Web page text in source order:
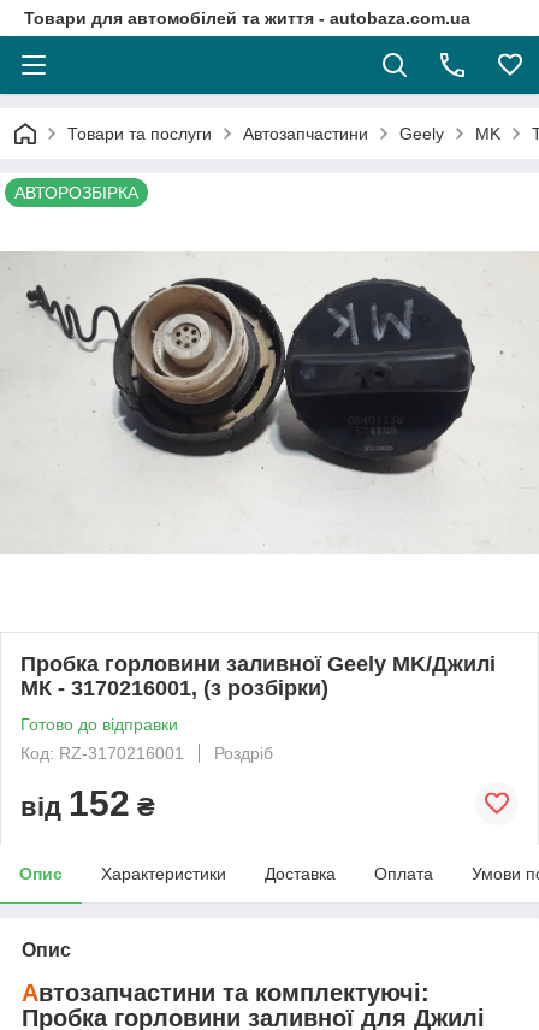
Товари для автомобілей та життя - autobaza.com.ua
Товари та послуги Автозапчастини Geely MK
АВТОРОЗБІРКА
Пробка горловини заливної Geely MK/Джилі
МК - 3170216001, (з розбірки)
Готово до відправки
Код: RZ-3170216001
Роздріб
від 152 ₴
Опис Характеристики Доставка Оплата Умови
Опис
Автозапчастини та комплектуючі:
Пробка горловини заливної для Джилі